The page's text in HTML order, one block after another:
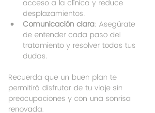
acceso a la clínica y reduce
desplazamientos.
Comunicación clara: Asegúrate
de entender cada paso del
tratamiento y resolver todas tus
dudas.
Recuerda que un buen plan te
permitirá disfrutar de tu viaje sin
preocupaciones y con una sonrisa
renovada.